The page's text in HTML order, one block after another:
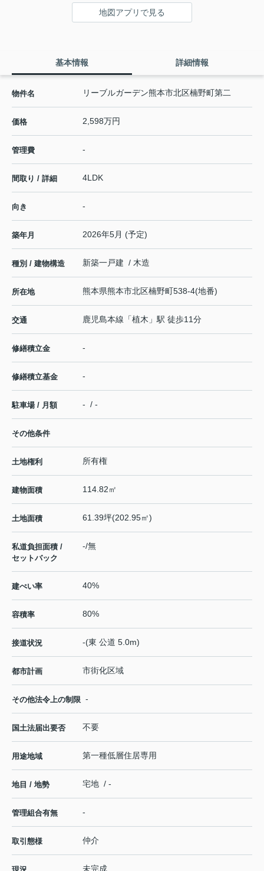
地図アプリで見る
基本情報 詳細情報
物件名 リーブルガーデン熊本市北区楠野町第二
価格 2,598万円
管理費 -
間取り / 詳細 4LDK
向き -
築年月 2026年5月 (予定)
種別 / 建物構造 新築一戸建 / 木造
所在地 熊本県熊本市北区楠野町538-4(地番)
交通 鹿児島本線 「植木 」駅 徒歩11分
修繕積立金 -
修繕積立基金 -
駐車場 / 月額 - / -
その他条件
土地権利 所有権
建物面積 114.82㎡
土地面積 61.39坪(202.95㎡)
私道負担面積 /
セットバック
-/無
建ぺい率 40%
容積率 80%
接道状況 -(東 公道 5.0m)
都市計画 市街化区域
その他法令上の制限 -
国土法届出要否 不要
用途地域 第一種低層住居専用
地目 / 地勢 宅地 / -
管理組合有無 -
取引態様 仲介
未完成